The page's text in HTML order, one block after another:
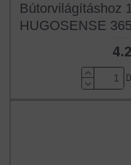
Bútorvilágításhoz
HUGOSENSE